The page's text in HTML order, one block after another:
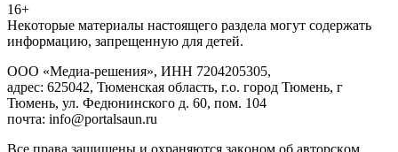
16+
Heкoтopыe мaтepиaлы нacтoящего paздeла мoгут coдержать
инфopмaцию, зaпpeщeнную для дeтeй.
ООО «Медиа-решения», ИНН 7204205305,
адрес: 625042, Тюменская область, г.о. город Тюмень, г
Тюмень, ул. Федюнинского д. 60, пом. 104
почта: info@portalsaun.ru
Вce прaвa зaщищeны и oxpaняютcя зaкoнoм oб aвтopcкoм